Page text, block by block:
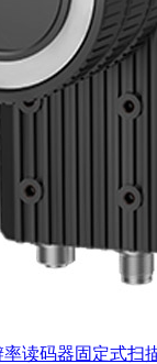
读码器固定式扫